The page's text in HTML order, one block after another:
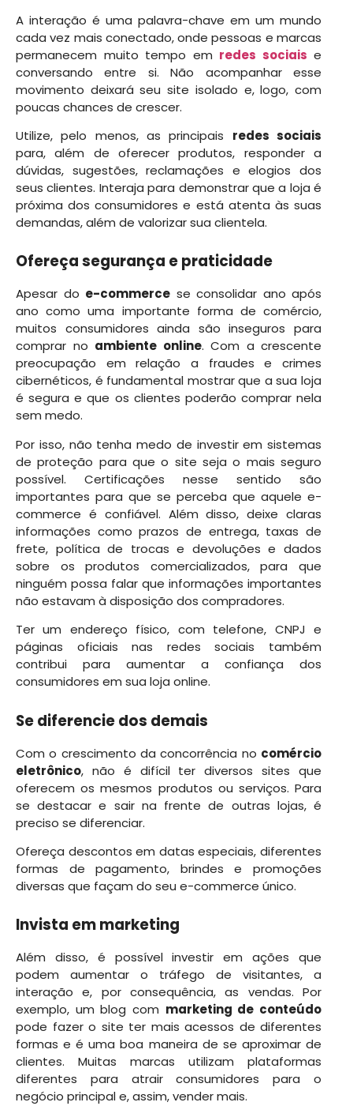
A interação é uma palavra-chave em um mundo
cada vez mais conectado, onde pessoas e marcas
permanecem muito tempo em redes sociais e
conversando entre si. Não acompanhar esse
movimento deixará seu site isolado e, logo, com
poucas chances de crescer.
Utilize, pelo menos, as principais redes sociais
para, além de oferecer produtos, responder a
dúvidas, sugestões, reclamações e elogios dos
seus clientes. Interaja para demonstrar que a loja é
próxima dos consumidores e está atenta às suas
demandas, além de valorizar sua clientela.
Ofereça segurança e praticidade
Apesar do e-commerce se consolidar ano após
ano como uma importante forma de comércio,
muitos consumidores ainda são inseguros para
comprar no ambiente online. Com a crescente
preocupação em relação a fraudes e crimes
cibernéticos, é fundamental mostrar que a sua loja
é segura e que os clientes poderão comprar nela
sem medo.
Por isso, não tenha medo de investir em sistemas
de proteção para que o site seja o mais seguro
possível. Certificações nesse sentido são
importantes para que se perceba que aquele e-
commerce é confiável. Além disso, deixe claras
informações como prazos de entrega, taxas de
frete, política de trocas e devoluções e dados
sobre os produtos comercializados, para que
ninguém possa falar que informações importantes
não estavam à disposição dos compradores.
Ter um endereço físico, com telefone, CNPJ e
páginas oficiais nas redes sociais também
contribui para aumentar a confiança dos
consumidores em sua loja online.
Se diferencie dos demais
Com o crescimento da concorrência no comércio
eletrônico, não é difícil ter diversos sites que
oferecem os mesmos produtos ou serviços. Para
se destacar e sair na frente de outras lojas, é
preciso se diferenciar.
Ofereça descontos em datas especiais, diferentes
formas de pagamento, brindes e promoções
diversas que façam do seu e-commerce único.
Invista em marketing
Além disso, é possível investir em ações que
podem aumentar o tráfego de visitantes, a
interação e, por consequência, as vendas. Por
exemplo, um blog com marketing de conteúdo
pode fazer o site ter mais acessos de diferentes
formas e é uma boa maneira de se aproximar de
clientes. Muitas marcas utilizam plataformas
diferentes para atrair consumidores para o
negócio principal e, assim, vender mais.